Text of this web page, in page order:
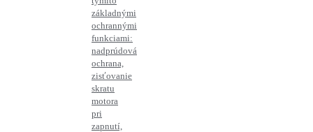
základnými
ochrannými
funkciami:
nadprúdová
ochrana,
zisťovanie
skratu
motora
pri
zapnutí,